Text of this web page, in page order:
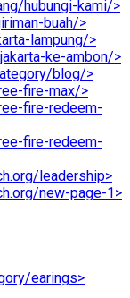
hubungi-kami/>
buah/>
lampung/>
ke-ambon/>
blog/>
fire-max/>
fire-redeem-
fire-redeem-
leadership>
new-page-1>
earings>